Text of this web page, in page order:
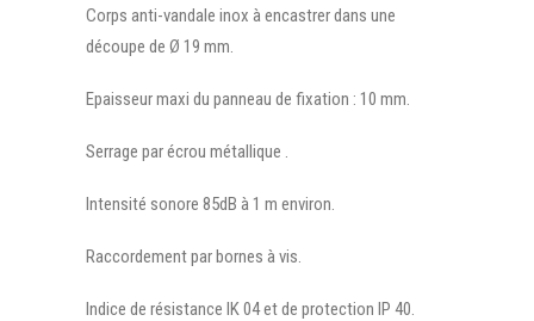
Corps anti-vandale inox à encastrer dans une
découpe de Ø 19 mm.
Epaisseur maxi du panneau de fixation : 10 mm.
Serrage par écrou métallique .
Intensité sonore 85dB à 1 m environ.
Raccordement par bornes à vis.
Indice de résistance IK 04 et de protection IP 40.